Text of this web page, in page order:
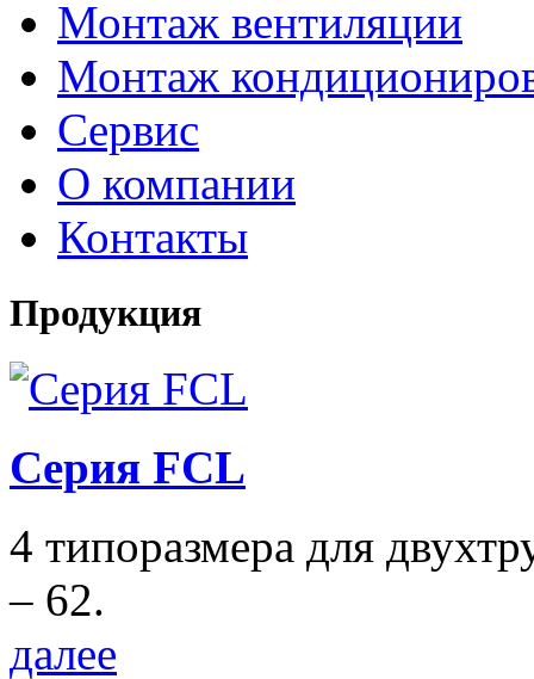
Монтаж вентиляции
Монтаж
Сервис
О компании
Контакты
Продукция
Серия FCL
4 типоразмера для
– 62.
далее